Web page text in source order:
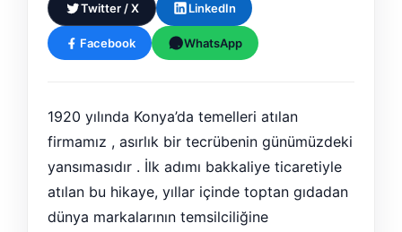
Twitter / X LinkedIn
Facebook WhatsApp
1920 yılında Konya’da temelleri atılan
firmamız , asırlık bir tecrübenin günümüzdeki
yansımasıdır . İlk adımı bakkaliye ticaretiyle
atılan bu hikaye, yıllar içinde toptan gıdadan
dünya markalarının temsilciliğine